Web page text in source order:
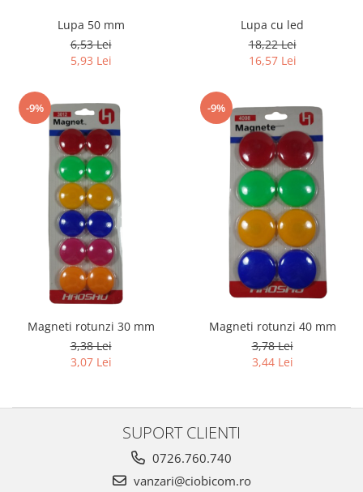
Lupa 50 mm
6,53 Lei
5,93 Lei
Lupa cu led
18,22 Lei
16,57 Lei
-9%
Magneti rotunzi 30 mm
3,38 Lei
3,07 Lei
-9%
Magneti rotunzi 40 mm
3,78 Lei
3,44 Lei
SUPORT CLIENTI
0726.760.740
vanzari@ciobicom.ro